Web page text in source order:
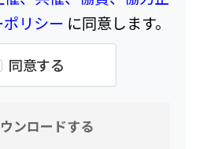
リシー に同意します。
同意する